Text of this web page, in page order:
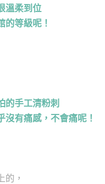
溫柔到位
的等級呢！
的手工清粉刺
沒有痛感，不會痛呢！
的，